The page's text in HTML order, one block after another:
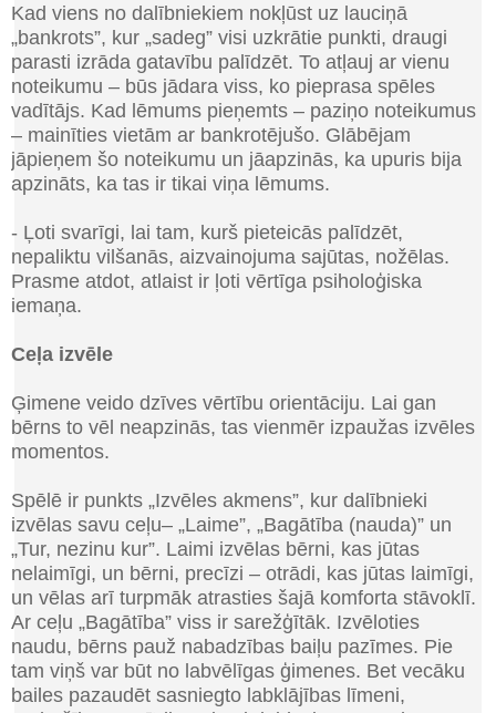
Kad viens no dalībniekiem nokļūst uz lauciņā
„bankrots”, kur „sadeg” visi uzkrātie punkti, draugi
parasti izrāda gatavību palīdzēt. To atļauj ar vienu
noteikumu – būs jādara viss, ko pieprasa spēles
vadītājs. Kad lēmums pieņemts – paziņo noteikumus
– mainīties vietām ar bankrotējušo. Glābējam
jāpieņem šo noteikumu un jāapzinās, ka upuris bija
apzināts, ka tas ir tikai viņa lēmums.
- Ļoti svarīgi, lai tam, kurš pieteicās palīdzēt,
nepaliktu vilšanās, aizvainojuma sajūtas, nožēlas.
Prasme atdot, atlaist ir ļoti vērtīga psiholoģiska
iemaņa.
Ceļa izvēle
Ģimene veido dzīves vērtību orientāciju. Lai gan
bērns to vēl neapzinās, tas vienmēr izpaužas izvēles
momentos.
Spēlē ir punkts „Izvēles akmens”, kur dalībnieki
izvēlas savu ceļu– „Laime”, „Bagātība (nauda)” un
„Tur, nezinu kur”. Laimi izvēlas bērni, kas jūtas
nelaimīgi, un bērni, precīzi – otrādi, kas jūtas laimīgi,
un vēlas arī turpmāk atrasties šajā komforta stāvoklī.
Ar ceļu „Bagātība” viss ir sarežģītāk. Izvēloties
naudu, bērns pauž nabadzības baiļu pazīmes. Pie
tam viņš var būt no labvēlīgas ģimenes. Bet vecāku
bailes pazaudēt sasniegto labklājības līmeni,